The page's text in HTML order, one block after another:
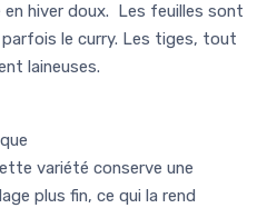
hiver doux. Les feuilles sont
le curry. Les tiges, tout
laineuses.
variété conserve une
plus fin, ce qui la rend